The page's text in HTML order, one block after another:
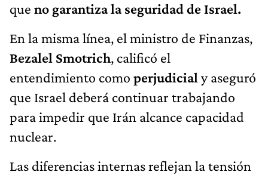
que no garantiza la seguridad de Israel.
En la misma línea, el ministro de Finanzas,
Bezalel Smotrich, calificó el
entendimiento como perjudicial y aseguró
que Israel deberá continuar trabajando
para impedir que Irán alcance capacidad
nuclear.
Las diferencias internas reflejan la tensión